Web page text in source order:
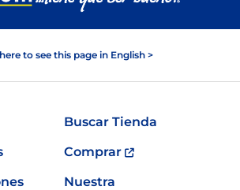
to see this page in English >
Buscar Tienda
Comprar
Nuestra